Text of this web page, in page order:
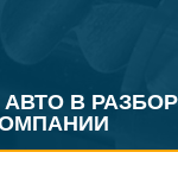
АВТО В РАЗБОР